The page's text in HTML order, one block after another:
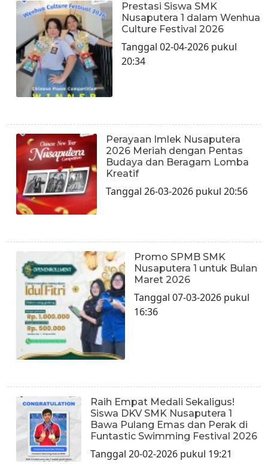
Prestasi Siswa SMK
Nusaputera 1 dalam Wenhua
Culture Festival 2026
Tanggal 02-04-2026 pukul
20:34
Perayaan Imlek Nusaputera
2026 Meriah dengan Pentas
Budaya dan Beragam Lomba
Kreatif
Tanggal 26-03-2026 pukul 20:56
Promo SPMB SMK
Nusaputera 1 untuk Bulan
Maret 2026
Tanggal 07-03-2026 pukul
16:36
Raih Empat Medali Sekaligus!
Siswa DKV SMK Nusaputera 1
Bawa Pulang Emas dan Perak di
Funtastic Swimming Festival 2026
Tanggal 20-02-2026 pukul 19:21